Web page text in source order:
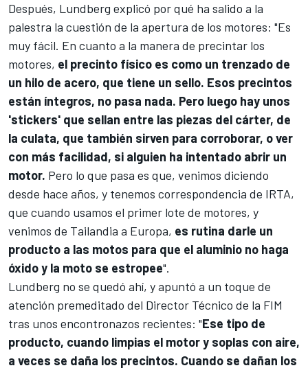
Después, Lundberg explicó por qué ha salido a la
palestra la cuestión de la apertura de los motores: "Es
muy fácil. En cuanto a la manera de precintar los
motores, el precinto físico es como un trenzado de
un hilo de acero, que tiene un sello. Esos precintos
están íntegros, no pasa nada. Pero luego hay unos
'stickers' que sellan entre las piezas del cárter, de
la culata, que también sirven para corroborar, o ver
con más facilidad, si alguien ha intentado abrir un
motor. Pero lo que pasa es que, venimos diciendo
desde hace años, y tenemos correspondencia de IRTA,
que cuando usamos el primer lote de motores, y
venimos de Tailandia a Europa, es rutina darle un
producto a las motos para que el aluminio no haga
óxido y la moto se estropee".
Lundberg no se quedó ahí, y apuntó a un toque de
atención premeditado del Director Técnico de la FIM
tras unos encontronazos recientes: "Ese tipo de
producto, cuando limpias el motor y soplas con aire,
a veces se daña los precintos. Cuando se dañan los